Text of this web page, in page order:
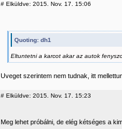
# Elküldve: 2015. Nov. 17. 15:06
Quoting: dh1
Eltuntetni a karcot akar az autok
Uveget szerintem nem tudnak, itt
# Elküldve: 2015. Nov. 17. 15:23
Meg lehet próbálni, de elég kétséges a